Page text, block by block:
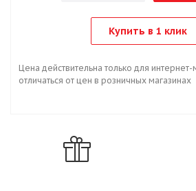
Купить в 1 клик
Цена действительна только для
отличаться от цен в розничных магазинах